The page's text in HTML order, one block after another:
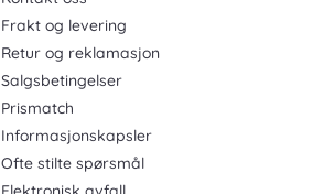
Frakt og levering
Retur og reklamasjon
Salgsbetingelser
Prismatch
Informasjonskapsler
Ofte stilte spørsmål